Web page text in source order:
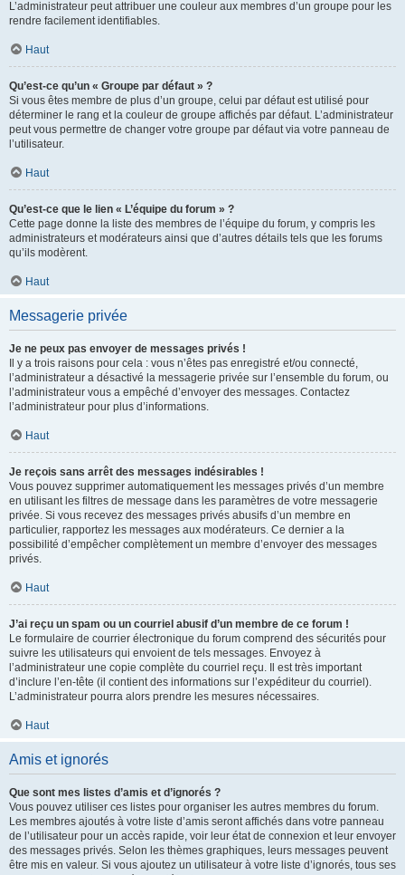
L’administrateur peut attribuer une couleur aux membres d’un groupe pour les
rendre facilement identifiables.
Haut
Qu’est-ce qu’un « Groupe par défaut » ?
Si vous êtes membre de plus d’un groupe, celui par défaut est utilisé pour
déterminer le rang et la couleur de groupe affichés par défaut. L’administrateur
peut vous permettre de changer votre groupe par défaut via votre panneau de
l’utilisateur.
Haut
Qu’est-ce que le lien « L’équipe du forum » ?
Cette page donne la liste des membres de l’équipe du forum, y compris les
administrateurs et modérateurs ainsi que d’autres détails tels que les forums
qu’ils modèrent.
Haut
Messagerie privée
Je ne peux pas envoyer de messages privés !
Il y a trois raisons pour cela : vous n’êtes pas enregistré et/ou connecté,
l’administrateur a désactivé la messagerie privée sur l’ensemble du forum, ou
l’administrateur vous a empêché d’envoyer des messages. Contactez
l’administrateur pour plus d’informations.
Haut
Je reçois sans arrêt des messages indésirables !
Vous pouvez supprimer automatiquement les messages privés d’un membre
en utilisant les filtres de message dans les paramètres de votre messagerie
privée. Si vous recevez des messages privés abusifs d’un membre en
particulier, rapportez les messages aux modérateurs. Ce dernier a la
possibilité d’empêcher complètement un membre d’envoyer des messages
privés.
Haut
J’ai reçu un spam ou un courriel abusif d’un membre de ce forum !
Le formulaire de courrier électronique du forum comprend des sécurités pour
suivre les utilisateurs qui envoient de tels messages. Envoyez à
l’administrateur une copie complète du courriel reçu. Il est très important
d’inclure l’en-tête (il contient des informations sur l’expéditeur du courriel).
L’administrateur pourra alors prendre les mesures nécessaires.
Haut
Amis et ignorés
Que sont mes listes d’amis et d’ignorés ?
Vous pouvez utiliser ces listes pour organiser les autres membres du forum.
Les membres ajoutés à votre liste d’amis seront affichés dans votre panneau
de l’utilisateur pour un accès rapide, voir leur état de connexion et leur envoyer
des messages privés. Selon les thèmes graphiques, leurs messages peuvent
être mis en valeur. Si vous ajoutez un utilisateur à votre liste d’ignorés, tous ses